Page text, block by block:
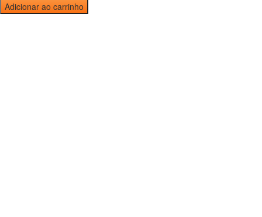
Adicionar ao carrinho